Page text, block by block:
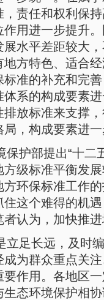
，责任和权利保
作用进一步提升
展水平差距较大
地方特色、适合
标准的补充和完
体系的构成要素
排放标准来支撑
局，构成要素进
保护部提出“十二
方级标准平衡发
方环保标准工作
住这个难得的机
者认为，加快推
立足长远，及时
成为群众重点关
要作用。各地区
生态环境保护相